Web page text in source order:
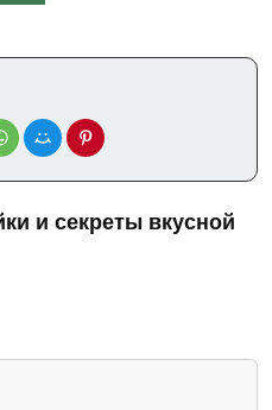
и секреты вкусной